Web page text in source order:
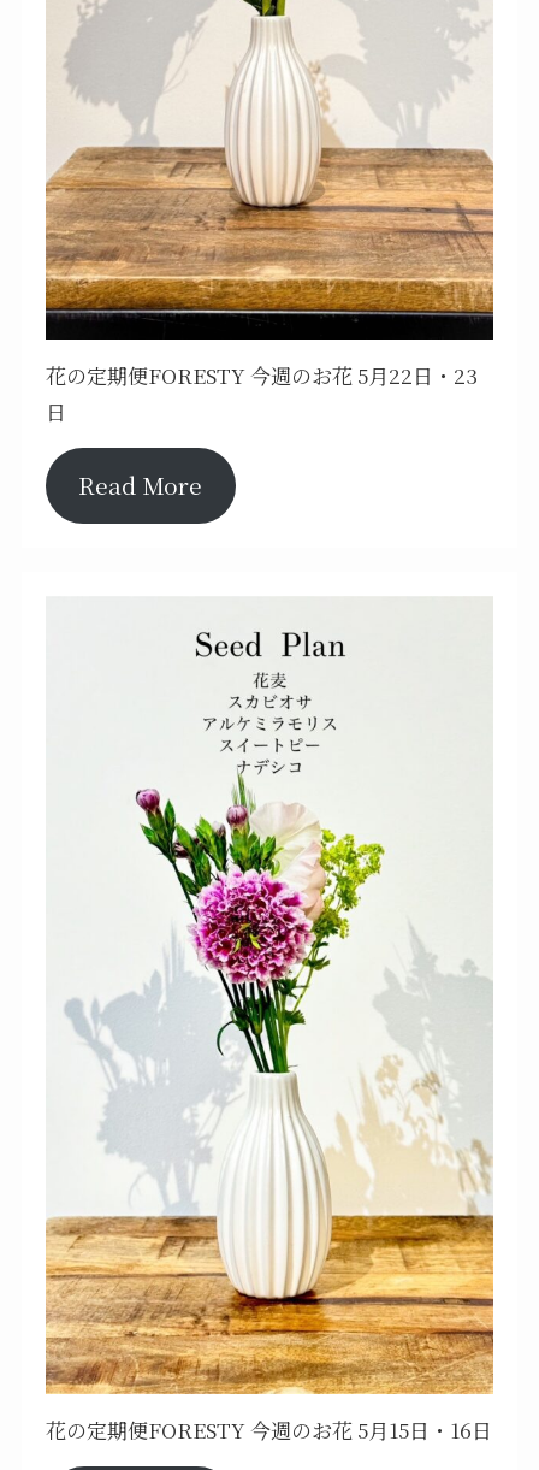
花の定期便FORESTY 今週のお花 5月22日・23
日
Read More
花の定期便FORESTY 今週のお花 5月15日・16日